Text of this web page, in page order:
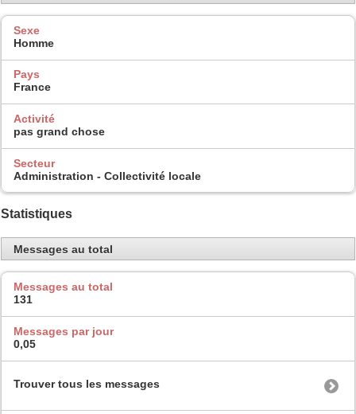
Sexe
Homme
Pays
France
Activité
pas grand chose
Secteur
Administration - Collectivité locale
Statistiques
Messages au total
Messages au total
131
Messages par jour
0,05
Trouver tous les messages